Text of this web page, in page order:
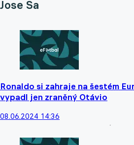
Jose Sa
Ronaldo si zahraje na šestém
vypadl jen zraněný Otávio
08.06.2024 14:36